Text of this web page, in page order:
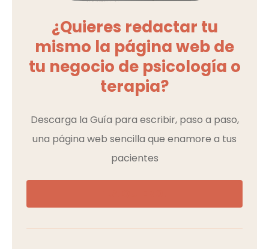
¿Quieres redactar tu
mismo la página web de
tu negocio de psicología o
terapia?
Descarga la Guía para escribir, paso a paso,
una página web sencilla que enamore a tus
pacientes